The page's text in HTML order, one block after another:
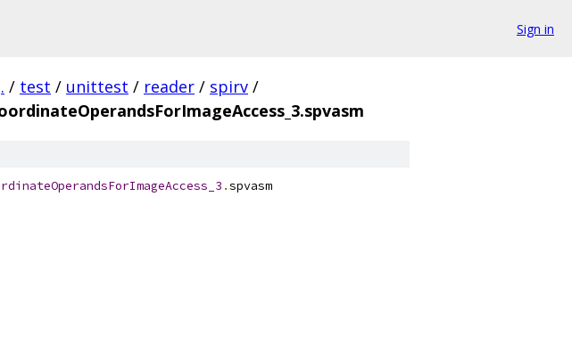
Sign in
. / test / unittest / reader / spirv /
.spvasm